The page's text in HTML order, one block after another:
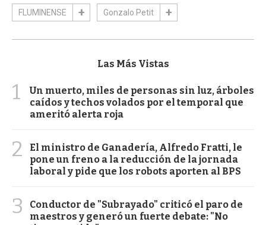
FLUMINENSE Gonzalo Petit
Las Más Vistas
1
Un muerto, miles de personas sin luz, árboles
caídos y techos volados por el temporal que
ameritó alerta roja
2
El ministro de Ganadería, Alfredo Fratti, le
pone un freno a la reducción de la jornada
laboral y pide que los robots aporten al BPS
3
Conductor de "Subrayado" criticó el paro de
maestros y generó un fuerte debate: "No